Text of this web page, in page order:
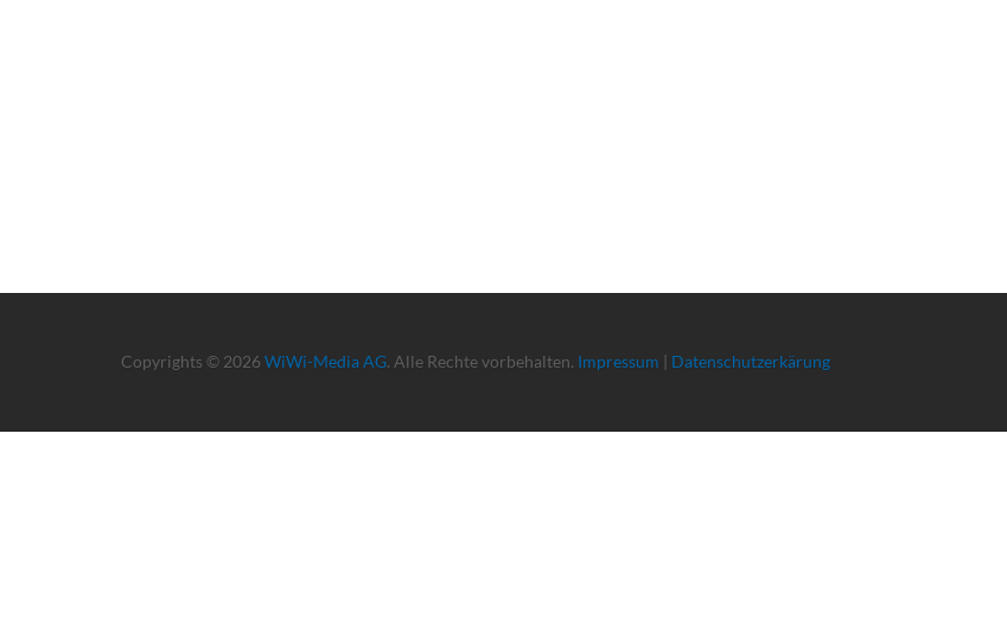
Copyrights © 2026 WiWi-Media AG. Alle Rechte vorbehalten. Impressum | Datenschutzerkärung